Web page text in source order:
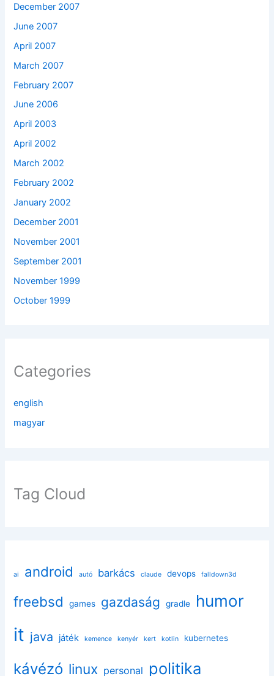
December 2007
June 2007
April 2007
March 2007
February 2007
June 2006
April 2003
April 2002
March 2002
February 2002
January 2002
December 2001
November 2001
September 2001
November 1999
October 1999
Categories
english
magyar
Tag Cloud
ai android autó barkács claude devops falldown3d
freebsd games gazdaság gradle humor
it java játék kemence kenyér kert kotlin kubernetes
kávézó linux personal politika